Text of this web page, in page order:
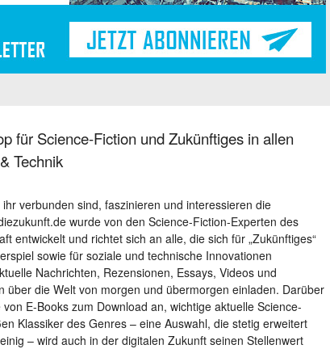
für Science-Fiction und Zukünftiges in allen
Technik
verbunden sind, faszinieren und interessieren die
wurde von den Science-Fiction-Experten des
entwickelt und richtet sich an alle, die sich für „Zukünftiges“
sowie für soziale und technische Innovationen
Nachrichten, Rezensionen, Essays, Videos und
über die Welt von morgen und übermorgen einladen. Darüber
E-Books zum Download an, wichtige aktuelle Science-
Klassiker des Genres – eine Auswahl, die stetig erweitert
– wird auch in der digitalen Zukunft seinen Stellenwert